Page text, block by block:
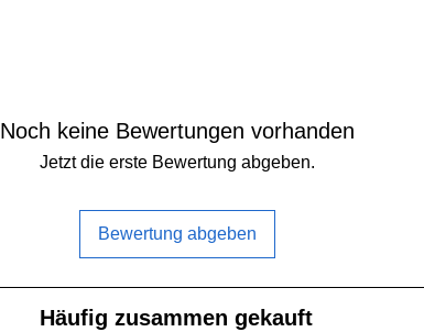
Noch keine Bewertungen vorhanden
Jetzt die erste Bewertung abgeben.
Bewertung abgeben
Häufig zusammen gekauft